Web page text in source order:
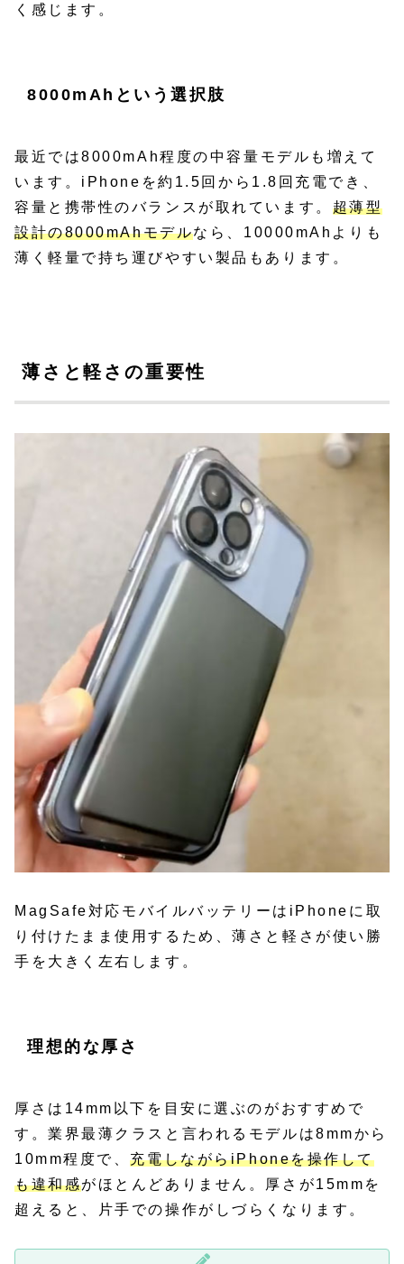
く感じます。
8000mAhという選択肢
最近では8000mAh程度の中容量モデルも増えて
います。iPhoneを約1.5回から1.8回充電でき、
容量と携帯性のバランスが取れています。 超薄型
設計の8000mAhモデルなら、10000mAhよりも
薄く軽量で持ち運びやすい製品もあります。
薄さと軽さの重要性
MagSafe対応モバイルバッテリーはiPhoneに取
り付けたまま使用するため、薄さと軽さが使い勝
手を大きく左右します。
理想的な厚さ
厚さは14mm以下を目安に選ぶのがおすすめで
す。業界最薄クラスと言われるモデルは8mmから
10mm程度で、充電しながらiPhoneを操作して
も違和感がほとんどありません。厚さが15mmを
超えると、片手での操作がしづらくなります。